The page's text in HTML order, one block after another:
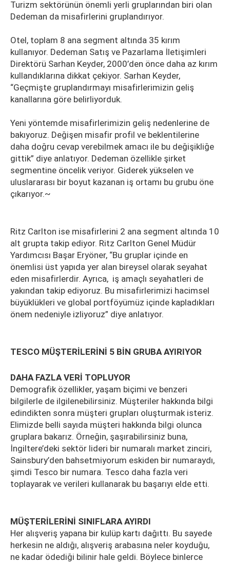
Turizm sektörünün önemli yerli gruplarından biri olan
Dedeman da misafirlerini gruplandırıyor.
Otel, toplam 8 ana segment altında 35 kırım
kullanıyor. Dedeman Satış ve Pazarlama İletişimleri
Direktörü Sarhan Keyder, 2000’den önce daha az kırım
kullandıklarına dikkat çekiyor. Sarhan Keyder,
“Geçmişte gruplandırmayı misafirlerimizin geliş
kanallarına göre belirliyorduk.
Yeni yöntemde misafirlerimizin geliş nedenlerine de
bakıyoruz. Değişen misafir profil ve beklentilerine
daha doğru cevap verebilmek amacı ile bu değişikliğe
gittik” diye anlatıyor. Dedeman özellikle şirket
segmentine öncelik veriyor. Giderek yükselen ve
uluslararası bir boyut kazanan iş ortamı bu grubu öne
çıkarıyor.~
Ritz Carlton ise misafirlerini 2 ana segment altında 10
alt grupta takip ediyor. Ritz Carlton Genel Müdür
Yardımcısı Başar Eryöner, “Bu gruplar içinde en
önemlisi üst yapıda yer alan bireysel olarak seyahat
eden misafirlerdir. Ayrıca, iş amaçlı seyahatleri de
yakından takip ediyoruz. Bu misafirlerimizi hacimsel
büyüklükleri ve global portföyümüz içinde kapladıkları
önem nedeniyle izliyoruz” diye anlatıyor.
TESCO MÜŞTERİLERİNİ 5 BİN GRUBA AYIRIYOR
DAHA FAZLA VERİ TOPLUYOR
Demografik özellikler, yaşam biçimi ve benzeri
bilgilerle de ilgilenebilirsiniz. Müşteriler hakkında bilgi
edindikten sonra müşteri grupları oluşturmak isteriz.
Elimizde belli sayıda müşteri hakkında bilgi olunca
gruplara bakarız. Örneğin, şaşırabilirsiniz buna,
İngiltere’deki sektör lideri bir numaralı market zinciri,
Sainsbury’den bahsetmiyorum eskiden bir numaraydı,
şimdi Tesco bir numara. Tesco daha fazla veri
toplayarak ve verileri kullanarak bu başarıyı elde etti.
MÜŞTERİLERİNİ SINIFLARA AYIRDI
Her alışveriş yapana bir kulüp kartı dağıttı. Bu sayede
herkesin ne aldığı, alışveriş arabasına neler koyduğu,
ne kadar ödediği bilinir hale geldi. Böylece binlerce